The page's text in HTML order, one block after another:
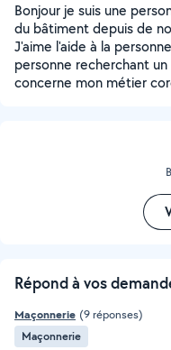
Bonjour je suis une
du bâtiment depuis de
J'aime l'aide à la
personne recherchant
concerne mon métier
Répond à vos
Maçonnerie (9 réponses)
Maçonnerie